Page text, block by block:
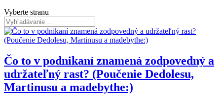
Vyberte stranu
Čo to v podnikaní znamená zodpovedný a
udržateľný rast? (Poučenie Dedolesu,
Martinusu a madebythe:)